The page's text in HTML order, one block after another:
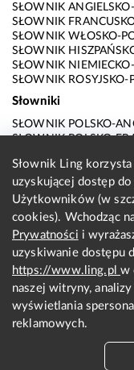
SŁOWNIK ANGIELSKO-
SŁOWNIK
SŁOWNIK WŁOSKO-
SŁOWNIK
SŁOWNIK NIEMIECKO-
SŁOWNIK ROSYJSKO-
Słowniki
SŁOWNIK POLSKO-
SŁOWNIK POLSKO-
SŁOWNIK POLSKO-
SŁOWNIK POLSKO-
SŁOWNIK POLSKO-
SŁOWNIK ANGIELSKO-
SŁOWNIK
SŁOWNIK WŁOSKO-
SŁOWNIK
SŁOWNIK
SŁOWNIK ROSYJSKO-
O nas
KONTAKT Z REDAKCJĄ
Słownik Ling
uzyskującej dostęp
Użytkowników (w
cookies). Wchodząc
Prywatności i
uzyskiwanie dostępu
https://www.ling.plw
naszej witryny,
wyświetlania
reklamowych.